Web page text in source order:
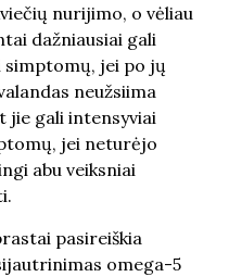
nurijimo, o vėliau
dažniausiai gali
simptomų, jei po jų
neužsiima
jie gali intensyviai
jei neturėjo
abu veiksniai
pasireiškia
omega-5